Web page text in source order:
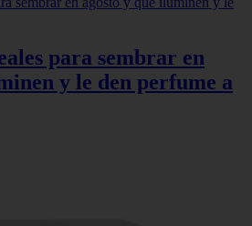
para sembrar en
y le den perfume a